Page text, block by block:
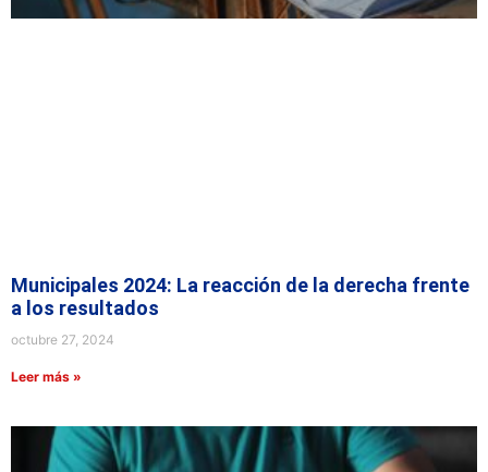
Municipales 2024: La reacción de la derecha frente
a los resultados
octubre 27, 2024
Leer más »